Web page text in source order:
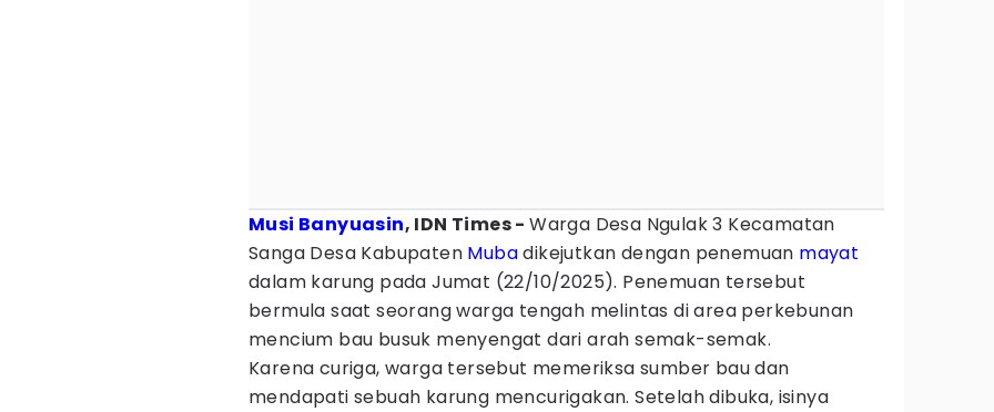
Musi Banyuasin, IDN Times -Warga Desa Ngulak 3 Kecamatan
Sanga Desa Kabupaten Mubadikejutkan dengan penemuan mayat
dalam karung pada Jumat (22/10/2025). Penemuan tersebut
bermula saat seorang warga tengah melintas di area perkebunan
mencium bau busuk menyengat dari arah semak-semak.
Karena curiga, warga tersebut memeriksa sumber bau dan
mendapati sebuah karung mencurigakan. Setelah dibuka, isinya